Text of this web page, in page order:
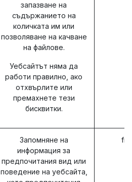
запазване на
съдържанието на
количката им или
позволяване на качване
на файлове.
Уебсайтът няма да
работи правилно, ако
отхвърлите или
премахнете тези
бисквитки.
Запомняне на
информация за
предпочитания вид или
поведение на уебсайта,